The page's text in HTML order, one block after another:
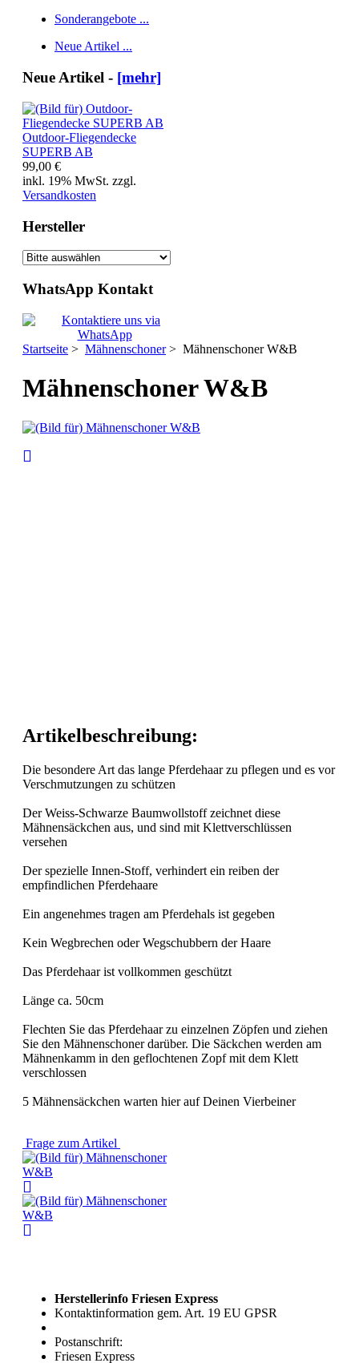
Sonderangebote ...
Neue Artikel ...
Neue Artikel - [mehr]
Outdoor-Fliegendecke
SUPERB AB
99,00 €
inkl. 19% MwSt. zzgl.
Versandkosten
Hersteller
WhatsApp Kontakt
Startseite > Mähnenschoner> Mähnenschoner W&B
Mähnenschoner W&B
Artikelbeschreibung:
Die besondere Art das lange Pferdehaar zu pflegen und es vor
Verschmutzungen zu schützen
Der Weiss-Schwarze Baumwollstoff zeichnet diese
Mähnensäckchen aus, und sind mit Klettverschlüssen
versehen
Der spezielle Innen-Stoff, verhindert ein reiben der
empfindlichen Pferdehaare
Ein angenehmes tragen am Pferdehals ist gegeben
Kein Wegbrechen oder Wegschubbern der Haare
Das Pferdehaar ist vollkommen geschützt
Länge ca. 50cm
Flechten Sie das Pferdehaar zu einzelnen Zöpfen und ziehen
Sie den Mähnenschoner darüber. Die Säckchen werden am
Mähnenkamm in den geflochtenen Zopf mit dem Klett
verschlossen
5 Mähnensäckchen warten hier auf Deinen Vierbeiner
Frage zum Artikel
Herstellerinfo Friesen Express
Kontaktinformation gem. Art. 19 EU GPSR
Postanschrift:
Friesen Express